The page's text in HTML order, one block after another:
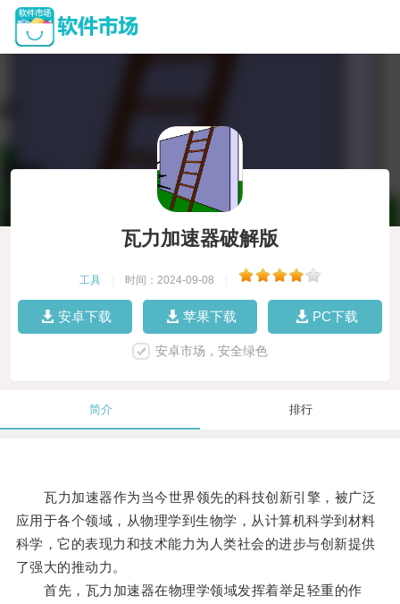
瓦力加速器破解版
工具 时间：2024-09-08
安卓下载 苹果下载 PC下载
安卓市场，安全绿色
简介 排行
瓦力加速器作为当今世界领先的科技创新引擎，被广泛
应用于各个领域，从物理学到生物学，从计算机科学到材料
科学，它的表现力和技术能力为人类社会的进步与创新提供
了强大的推动力。
首先，瓦力加速器在物理学领域发挥着举足轻重的作